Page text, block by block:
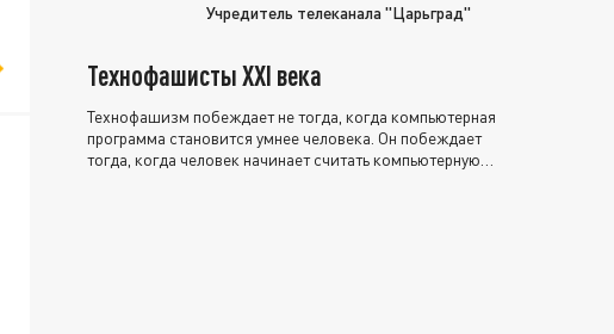
Учредитель телеканала "Царьград"
Технофашисты XXI века
Технофашизм побеждает не тогда, когда компьютерная
программа становится умнее человека. Он побеждает
тогда, когда человек начинает считать компьютерную